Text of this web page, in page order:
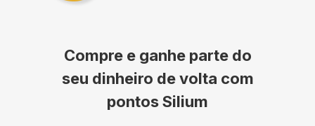
Compre e ganhe parte do
seu dinheiro de volta com
pontos Silium